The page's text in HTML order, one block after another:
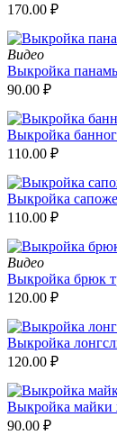
170.00 ₽
Видео
Выкройка
90.00 ₽
Выкройка
110.00 ₽
Выкройка
110.00 ₽
Видео
Выкройка брюк
120.00 ₽
Выкройка
120.00 ₽
Выкройка майки
90.00 ₽